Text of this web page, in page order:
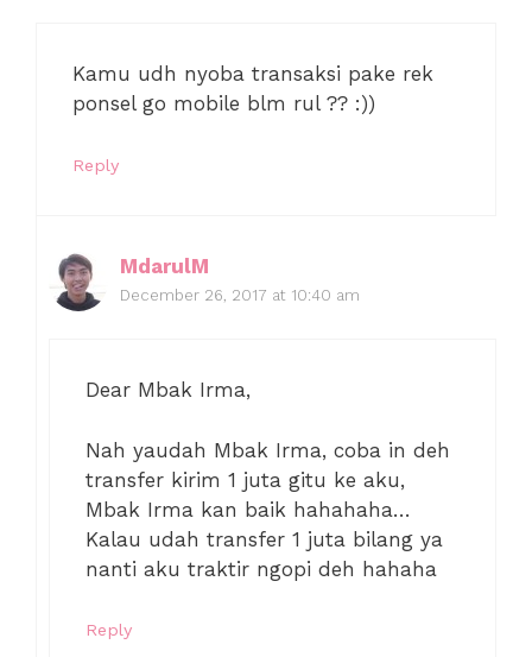
Kamu udh nyoba transaksi pake rek
ponsel go mobile blm rul ?? :))
Reply
MdarulM
December 26, 2017 at 10:40 am
Dear Mbak Irma,
Nah yaudah Mbak Irma, coba in deh
transfer kirim 1 juta gitu ke aku,
Mbak Irma kan baik hahahaha…
Kalau udah transfer 1 juta bilang ya
nanti aku traktir ngopi deh hahaha
Reply